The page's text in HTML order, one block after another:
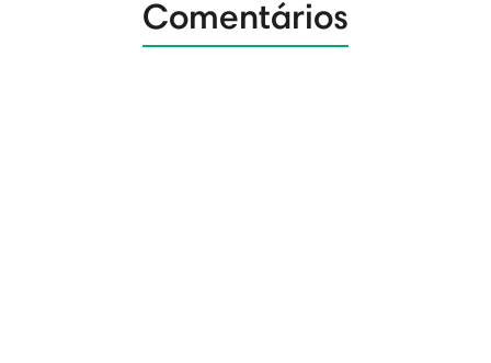
Comentários